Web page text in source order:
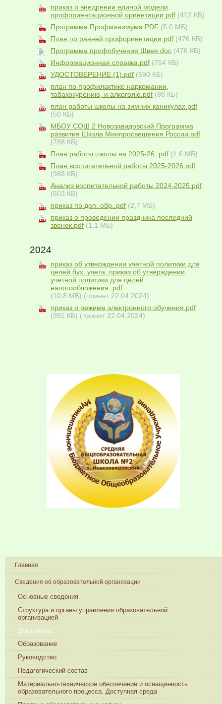
приказ о внедрении единой модели
профориентационной ориентации.pdf (412 КБ)
Программа Профминимума.PDF (5,0 МБ)
План по ранней профориентации.pdf (476 КБ)
Программа профобучения Швея.doc (476 КБ)
Информационная справка.pdf (754 КБ)
УДОСТОВЕРЕНИЕ (1).pdf (690 КБ)
план по профилактике наркомании,
табакокурению, и алкоголю.pdf (98 КБ)
план работы школы на зимних каникулах.pdf
(50 КБ)
МБОУ СОШ 2 Новозавидовский Программа
развития Школа Минпросвещения России.pdf
(788 КБ)
План работы школы на 2025-26 .pdf (1,6 МБ)
План воспитательной работы 2025-2026.pdf
(988 КБ)
Анализ воспитательной работы 2024-2025.pdf
(503 КБ)
приказ по доп. обр..pdf (2,7 МБ)
приказ о проведении праздника последний
звонок.pdf (1,1 МБ)
2024
приказ об утверждении учетной политики для
целей бух. учета, приказ об утверждении
учетной политики для целей
налогообложения..pdf
(10,8 МБ) (принят 22.04.2024)
приказ о режиме электронного обучения.pdf
(991 КБ) (принят 22.04.2024)
Главная
Сведения об образовательной организации
Основные сведения
Структура и органы управления образовательной
организацией
Документы
Образование
Руководство
Педагогический состав
Материально-техническое обеспечение и оснащенность
образовательного процесса. Доступная среда